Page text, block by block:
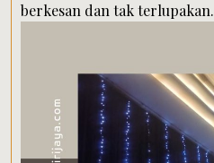
berkesan dan tak terlupakan.